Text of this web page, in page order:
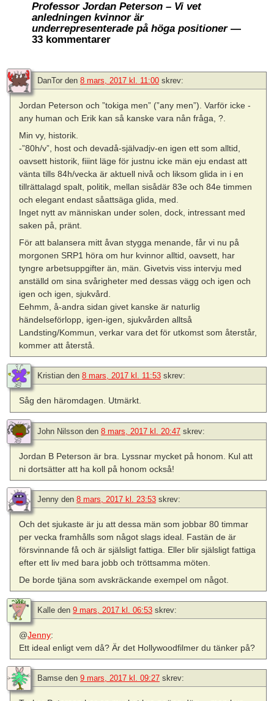
Professor Jordan Peterson – Vi vet
anledningen kvinnor är
underrepresenterade på höga positioner—
33 kommentarer
DanTor den 8 mars, 2017 kl. 11:00 skrev:
Jordan Peterson och ”tokiga men” (”any men”). Varför icke -
any human och Erik kan så kanske vara nån fråga, ?.
Min vy, historik.
-”80h/v”, host och devadå-självadjv-en igen ett som alltid,
oavsett historik, fiiint läge för justnu icke män eju endast att
vänta tills 84h/vecka är aktuell nivå och liksom glida in i en
tillrättalagd spalt, politik, mellan sisådär 83e och 84e timmen
och elegant endast såattsäga glida, med.
Inget nytt av människan under solen, dock, intressant med
saken på, pränt.
För att balansera mitt åvan stygga menande, får vi nu på
morgonen SRP1 höra om hur kvinnor alltid, oavsett, har
tyngre arbetsuppgifter än, män. Givetvis viss intervju med
anställd om sina svårigheter med dessas vägg och igen och
igen och igen, sjukvård.
Eehmm, å-andra sidan givet kanske är naturlig
händelseförlopp, igen-igen, sjukvården alltså
Landsting/Kommun, verkar vara det för utkomst som återstår,
kommer att återstå.
Kristian den 8 mars, 2017 kl. 11:53 skrev:
Såg den häromdagen. Utmärkt.
John Nilsson den 8 mars, 2017 kl. 20:47 skrev:
Jordan B Peterson är bra. Lyssnar mycket på honom. Kul att
ni dortsätter att ha koll på honom också!
Jenny den 8 mars, 2017 kl. 23:53 skrev:
Och det sjukaste är ju att dessa män som jobbar 80 timmar
per vecka framhålls som något slags ideal. Fastän de är
försvinnande få och är själsligt fattiga. Eller blir själsligt fattiga
efter ett liv med bara jobb och tröttsamma möten.
De borde tjäna som avskräckande exempel om något.
Kalle den 9 mars, 2017 kl. 06:53 skrev:
@Jenny:
Ett ideal enligt vem då? Är det Hollywoodfilmer du tänker på?
Bamse den 9 mars, 2017 kl. 09:27 skrev: